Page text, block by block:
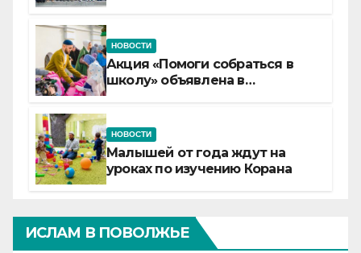
НОВОСТИ
Акция «Помоги собраться в
школу» объявлена в
НОВОСТИ
Малышей от года ждут на
уроках по изучению Корана
ИСЛАМ В ПОВОЛЖЬЕ